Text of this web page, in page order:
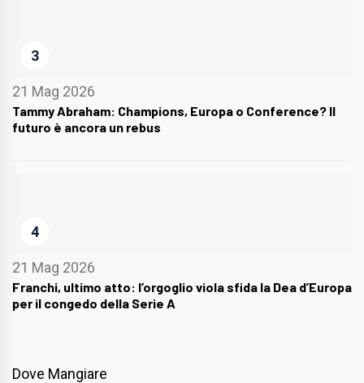
3
21 Mag 2026
Tammy Abraham: Champions, Europa o Conference? Il
futuro è ancora un rebus
4
21 Mag 2026
Franchi, ultimo atto: l’orgoglio viola sfida la Dea d’Europa
per il congedo della Serie A
Dove Mangiare